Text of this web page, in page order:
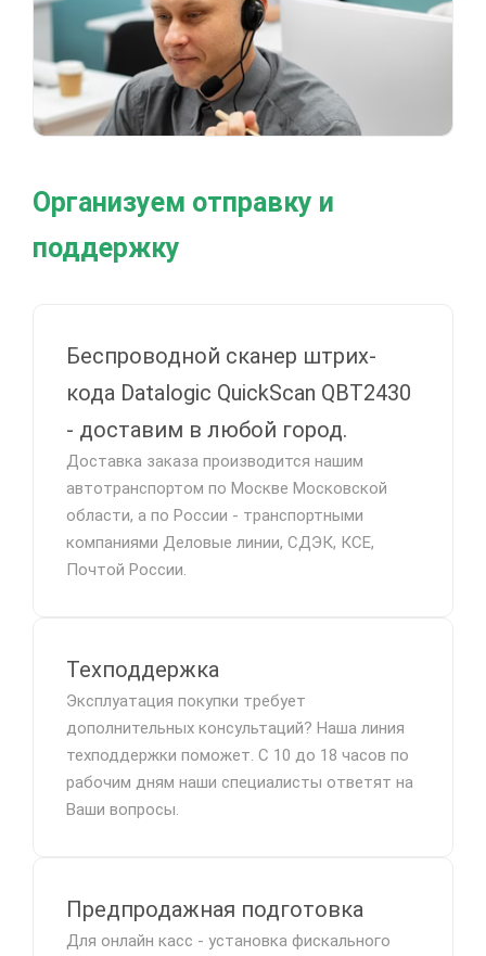
Организуем отправку и
поддержку
Беспроводной сканер штрих-
кода Datalogic QuickScan QBT2430
- доставим в любой город.
Доставка заказа производится нашим
автотранспортом по Москве Московской
области, а по России - транспортными
компаниями Деловые линии, СДЭК, КСЕ,
Почтой России.
Техподдержка
Эксплуатация покупки требует
дополнительных консультаций? Наша линия
техподдержки поможет. С 10 до 18 часов по
рабочим дням наши специалисты ответят на
Ваши вопросы.
Предпродажная подготовка
Для онлайн касс - установка фискального